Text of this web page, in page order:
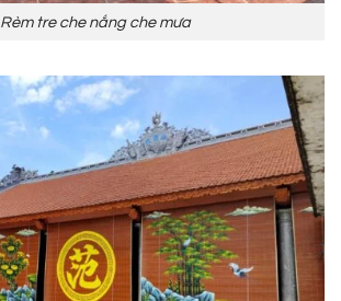
Rèm tre che nắng che mưa